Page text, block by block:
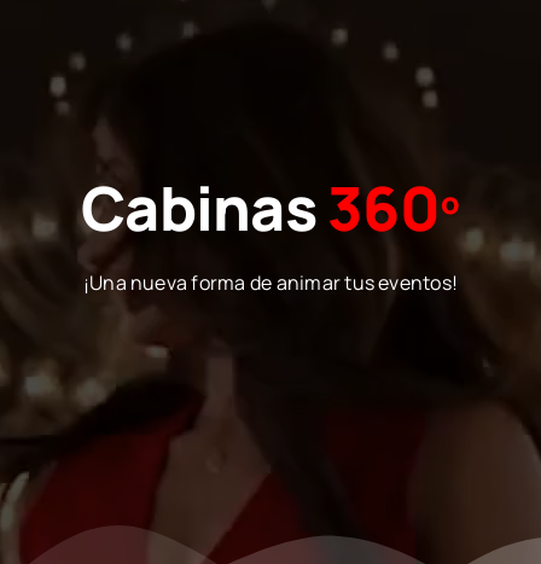
Cabinas360º
¡Una nueva forma de animar tus eventos!